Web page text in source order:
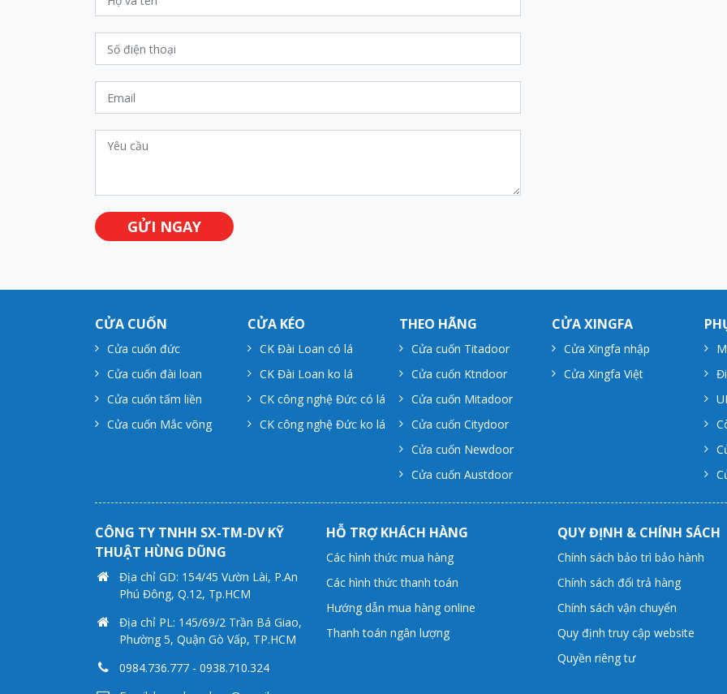
GỬI NGAY
CỬA CUỐN
Cửa cuốn đức
Cửa cuốn đài loan
Cửa cuốn tấm liền
Cửa cuốn Mắc võng
CỬA KÉO
CK Đài Loan có lá
CK Đài Loan ko lá
CK công nghệ Đức có lá
CK công nghệ Đức ko lá
THEO HÃNG
Cửa cuốn Titadoor
Cửa cuốn Ktndoor
Cửa cuốn Mitadoor
Cửa cuốn Citydoor
Cửa cuốn Newdoor
Cửa cuốn Austdoor
CỬA XINGFA
Cửa Xingfa nhập
Cửa Xingfa Việt
CÔNG TY TNHH SX-TM-DV KỸ
THUẬT HÙNG DŨNG
Địa chỉ GD: 154/45 Vườn Lài, P.An
Phú Đông, Q.12, Tp.HCM
Địa chỉ PL: 145/69/2 Trần Bá Giao,
Phường 5, Quận Gò Vấp, TP.HCM
0984.736.777 - 0938.710.324
HỖ TRỢ KHÁCH HÀNG
Các hình thức mua hàng
Các hình thức thanh toán
Hướng dẫn mua hàng online
Thanh toán ngân lượng
QUY ĐỊNH & CHÍNH SÁCH
Chính sách bảo trì bảo hành
Chính sách đổi trả hàng
Chính sách vận chuyển
Quy định truy cập website
Quyền riêng tư